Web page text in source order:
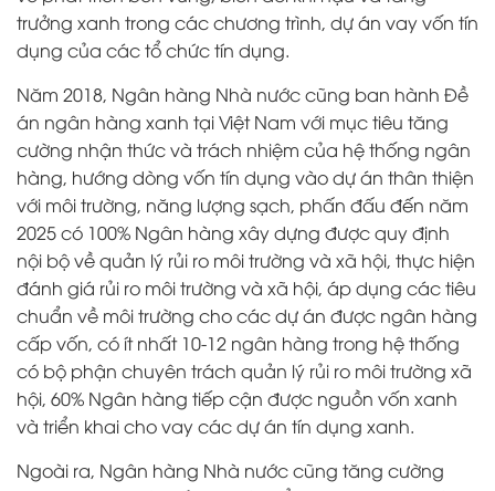
trưởng xanh trong các chương trình, dự án vay vốn tín
dụng của các tổ chức tín dụng.
Năm 2018, Ngân hàng Nhà nước cũng ban hành Đề
án ngân hàng xanh tại Việt Nam với mục tiêu tăng
cường nhận thức và trách nhiệm của hệ thống ngân
hàng, hướng dòng vốn tín dụng vào dự án thân thiện
với môi trường, năng lượng sạch, phấn đấu đến năm
2025 có 100% Ngân hàng xây dựng được quy định
nội bộ về quản lý rủi ro môi trường và xã hội, thực hiện
đánh giá rủi ro môi trường và xã hội, áp dụng các tiêu
chuẩn về môi trường cho các dự án được ngân hàng
cấp vốn, có ít nhất 10-12 ngân hàng trong hệ thống
có bộ phận chuyên trách quản lý rủi ro môi trường xã
hội, 60% Ngân hàng tiếp cận được nguồn vốn xanh
và triển khai cho vay các dự án tín dụng xanh.
Ngoài ra, Ngân hàng Nhà nước cũng tăng cường